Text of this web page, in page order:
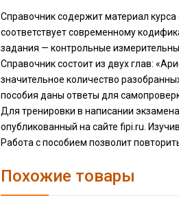
Справочник содержит материал
соответствует современному
задания — контрольные
Справочник состоит из двух глав:
значительное количество
пособия даны ответы для
Для тренировки в написании
опубликованный на сайте fipi.ru.
Работа с пособием позволит
Похожие товары